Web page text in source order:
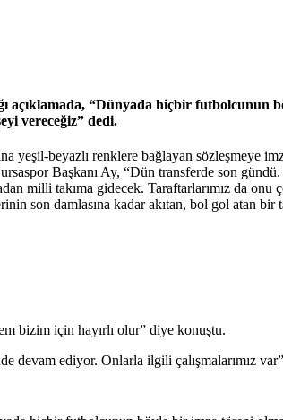
açıklamada, “Dünyada hiçbir futbolcunun
vereceğiz” dedi.
yeşil-beyazlı renklere bağlayan sözleşmeye
Başkanı Ay, “Dün transferde son
milli takıma gidecek. Taraftarlarımız da
son damlasına kadar akıtan, bol gol atan
bizim için hayırlı olur” diye konuştu.
devam ediyor. Onlarla ilgili çalışmalarımız